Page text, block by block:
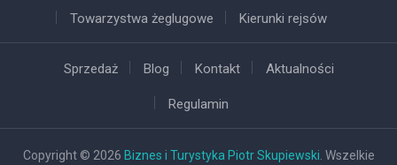
Towarzystwa żeglugowe Kierunki rejsów
Sprzedaż Blog Kontakt Aktualności
Regulamin
Copyright © 2026 Biznes i Turystyka Piotr Skupiewski . Wszelkie